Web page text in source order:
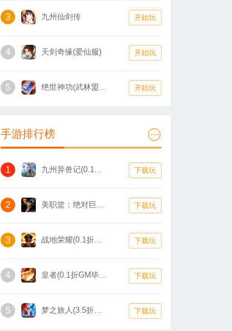
3 九州仙剑传 开始玩
4 天剑奇缘(爱仙服) 开始玩
5 绝世神功(武林盟主) 开始玩
手游排行榜
1 九州异兽记(0.1折1W免费版) 下载玩
2 美职篮：绝对巨星(0.1折卡牌) 下载玩
3 战地荣耀(0.1折扣版) 下载玩
4 皇者(0.1折GM毕业版) 下载玩
5 梦之旅人(3.5折热血霸业) 下载玩